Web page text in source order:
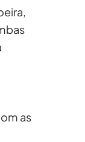
as